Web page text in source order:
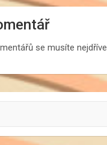
se musíte nejdříve